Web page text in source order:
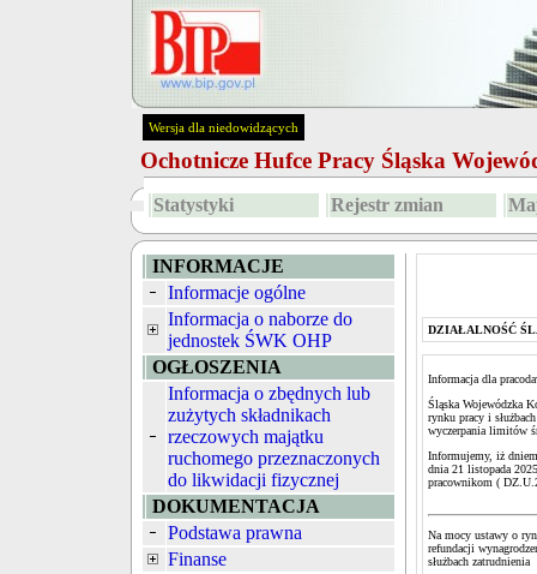
Wersja dla niedowidzących
Ochotnicze Hufce Pracy Śląska
Statystyki Rejestr zmian
INFORMACJE
Informacje ogólne
Informacja o naborze do
jednostek ŚWK OHP
OGŁOSZENIA
Informacja o zbędnych lub
zużytych składnikach
rzeczowych majątku
ruchomego przeznaczonych
do likwidacji fizycznej
DOKUMENTACJA
Podstawa prawna
Finanse
DZIAŁALNOŚĆ
Informacja dla
Śląska Wojewódzka
rynku pracy i
wyczerpania limitów
Informujemy, iż
dnia 21 listopada
pracownikom (
Na mocy ustawy o
refundacji
służbach